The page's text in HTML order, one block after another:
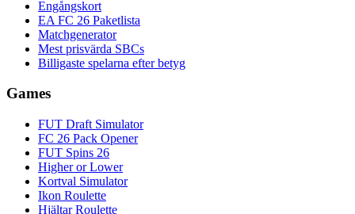
Engångskort
EA FC 26 Paketlista
Matchgenerator
Mest prisvärda SBCs
Billigaste spelarna efter betyg
Games
FUT Draft Simulator
FC 26 Pack Opener
FUT Spins 26
Higher or Lower
Kortval Simulator
Ikon Roulette
Hjältar Roulette